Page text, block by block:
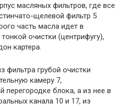
масляных фильтров, где все
щелевой фильтр 5
часть масла идет в
очистки (центрифугу),
картера.
фильтра грубой очистки
камеру 7,
перегородке блока, а из нее в
канала 10 и 17, из